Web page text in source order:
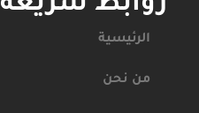
الرئيسية
من نحن